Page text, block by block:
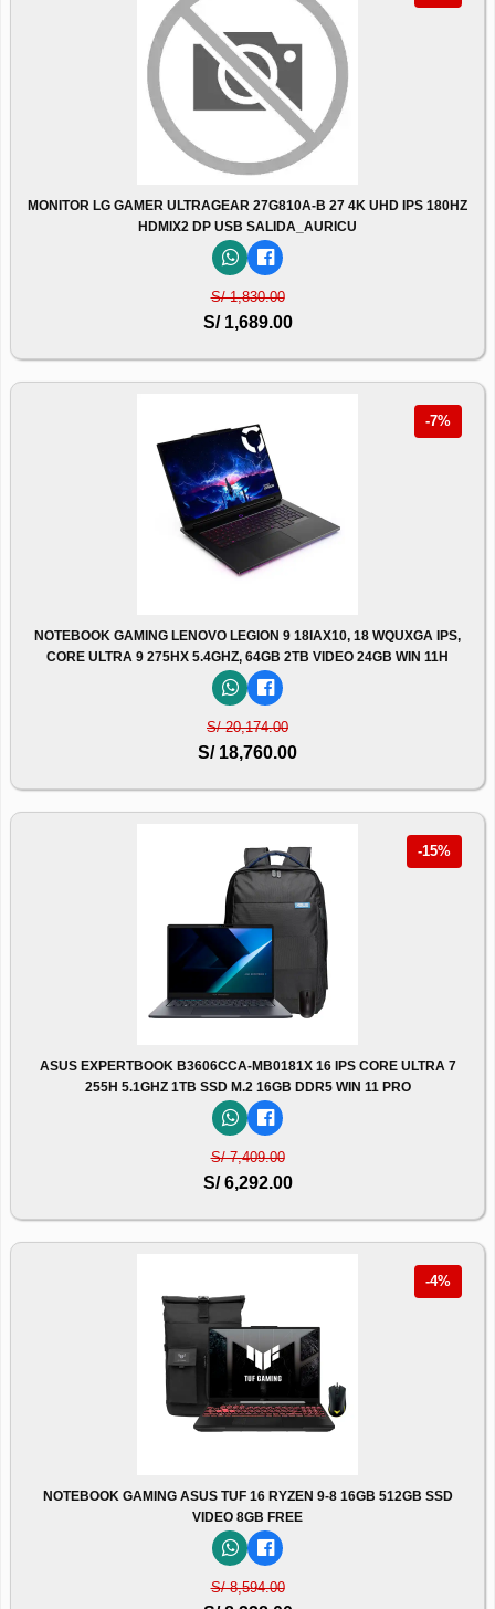
MONITOR LG GAMER ULTRAGEAR 27G810A-B 27 4K UHD IPS 180HZ
HDMIX2 DP USB SALIDA_AURICU
S/ 1,830.00
S/ 1,689.00
-7%
NOTEBOOK GAMING LENOVO LEGION 9 18IAX10, 18 WQUXGA IPS,
CORE ULTRA 9 275HX 5.4GHZ, 64GB 2TB VIDEO 24GB WIN 11H
S/ 20,174.00
S/ 18,760.00
-15%
ASUS EXPERTBOOK B3606CCA-MB0181X 16 IPS CORE ULTRA 7
255H 5.1GHZ 1TB SSD M.2 16GB DDR5 WIN 11 PRO
S/ 7,409.00
S/ 6,292.00
-4%
NOTEBOOK GAMING ASUS TUF 16 RYZEN 9-8 16GB 512GB SSD
VIDEO 8GB FREE
S/ 8,594.00